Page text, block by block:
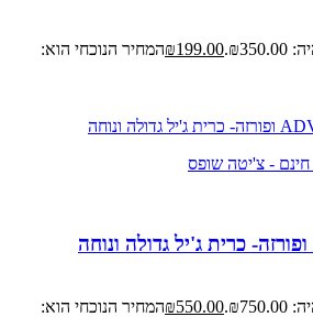
₪199.00
המחיר הנוכחי הוא:
- צ'יטה שופס
₪550.00
המחיר הנוכחי הוא: